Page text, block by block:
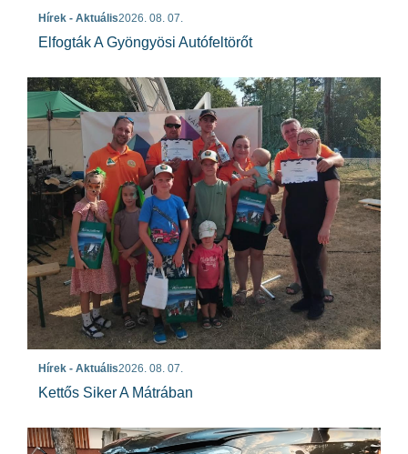
Hírek - Aktuális2026. 08. 07.
Elfogták A Gyöngyösi Autófeltörőt
Hírek - Aktuális2026. 08. 07.
Kettős Siker A Mátrában